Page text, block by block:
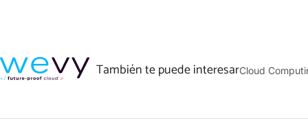
También te puede interesarCloud